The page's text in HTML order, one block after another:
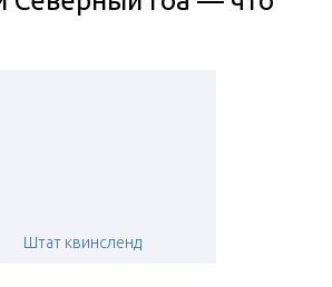
Штат квинсленд